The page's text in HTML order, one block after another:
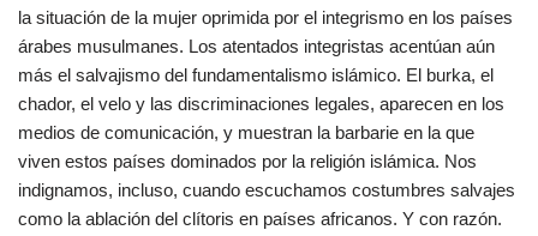
la situación de la mujer oprimida por el integrismo en los países
árabes musulmanes. Los atentados integristas acentúan aún
más el salvajismo del fundamentalismo islámico. El burka, el
chador, el velo y las discriminaciones legales, aparecen en los
medios de comunicación, y muestran la barbarie en la que
viven estos países dominados por la religión islámica. Nos
indignamos, incluso, cuando escuchamos costumbres salvajes
como la ablación del clítoris en países africanos. Y con razón.